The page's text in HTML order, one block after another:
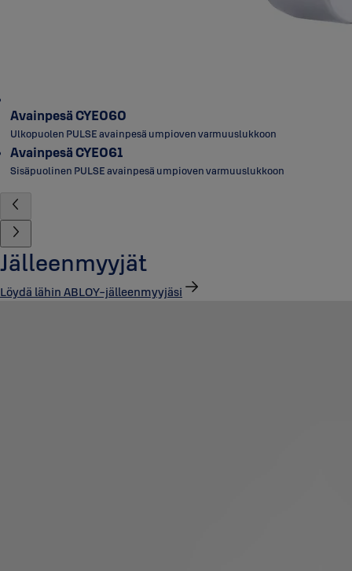
Avainpesä CYE060
Ulkopuolen PULSE avainpesä umpioven varmuuslukkoon
Avainpesä CYE061
Sisäpuolinen PULSE avainpesä umpioven varmuuslukkoon
Jälleenmyyjät
Löydä lähin ABLOY-jälleenmyyjäsi